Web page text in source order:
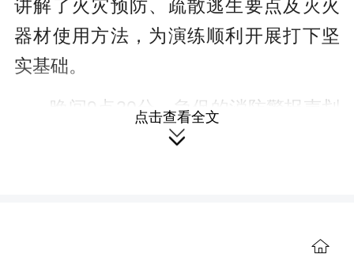
讲解了火灾预防、疏散逃生要点及灭火
器材使用方法，为演练顺利开展打下坚
实基础。
晚间9点20分，急促的消防警报声划
破校园宁静，演练正式开始。模拟火情
点击查看全文
